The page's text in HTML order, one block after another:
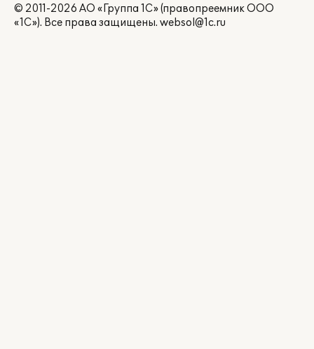
© 2011-2026 АО «Группа 1С» (правопреемник ООО
«1С»). Все права защищены. websol@1c.ru